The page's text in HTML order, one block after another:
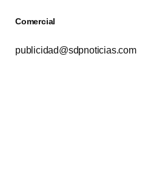
Comercial
publicidad@sdpnoticias.com